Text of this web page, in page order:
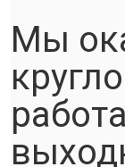
Мы